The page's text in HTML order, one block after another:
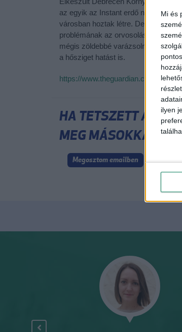
Mi és
ilyen
az egyik az Instant erdő nevet
városban hoztak létre.
problémának az orvosolására
mégis zöldebbé varázsolni az erre
a hősziget hatást is.
https://www.theguardian.com/
HA TETSZETT A
MEG MÁSOKKAL IS!
Megosztom emailben